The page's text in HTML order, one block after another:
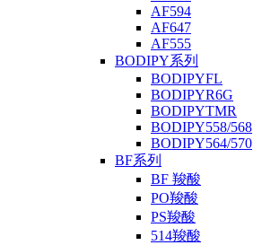
AF594
AF647
AF555
BODIPY系列
BODIPYFL
BODIPYR6G
BODIPYTMR
BODIPY558/568
BODIPY564/570
BF系列
BF 羧酸
PO羧酸
PS羧酸
514羧酸